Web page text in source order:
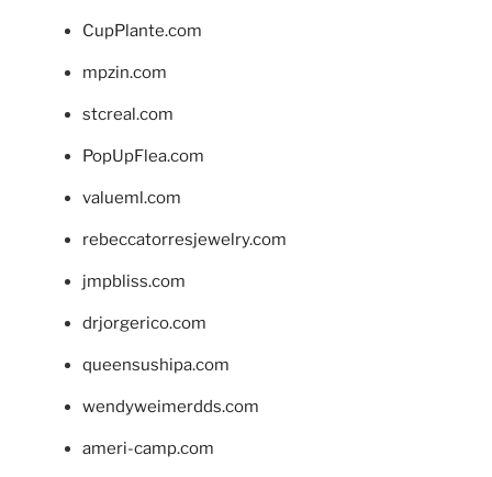
CupPlante.com
mpzin.com
stcreal.com
PopUpFlea.com
valueml.com
rebeccatorresjewelry.com
jmpbliss.com
drjorgerico.com
queensushipa.com
wendyweimerdds.com
ameri-camp.com